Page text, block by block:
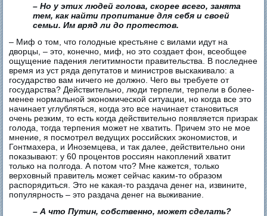
– Но у этих людей голова, скорее всего, занята
тем, как найти пропитание для себя и своей
семьи. Им вряд ли до протестов.
– Миф о том, что голодные крестьяне с вилами идут на
дворцы, – это, конечно, миф, но это создает фон, всеобщее
ощущение падения легитимности правительства. В последнее
время из уст ряда депутатов и министров выскакивало: а
государство вам ничего не должно. Чего вы требуете от
государства? Действительно, люди терпели, терпели в более-
менее нормальной экономической ситуации, но когда все это
начинает углубляться, когда это все начинает становиться
очень резким, то есть когда действительно появляется призрак
голода, тогда терпения может не хватить. Причем это не мое
мнение, я посмотрел ведущих российских экономистов, и
Гонтмахера, и Иноземцева, и так далее, действительно они
показывают: у 60 процентов россиян накоплений хватит
только на полгода. А потом что? Мне кажется, только
верховный правитель может сейчас каким-то образом
распорядиться. Это не какая-то раздача денег на, извините,
популярность – это раздача денег на выживание.
– А что Путин, собственно, может сделать?